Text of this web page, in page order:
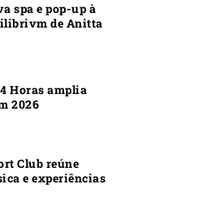
spa e pop-up à
de Anitta
Horas amplia
2026
Club reúne
e experiências